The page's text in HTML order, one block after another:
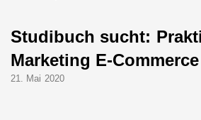
Studibuch sucht:
Marketing E-
21. Mai 2020
Amazon Web
starten
Partnerschaft,
AI breit